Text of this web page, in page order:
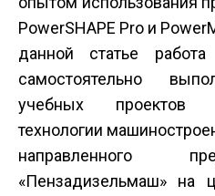
PowerSHAPE Pro и
данной статье
самостоятельно
учебных проектов
технологии
направленного
«Пензадизельмаш» на